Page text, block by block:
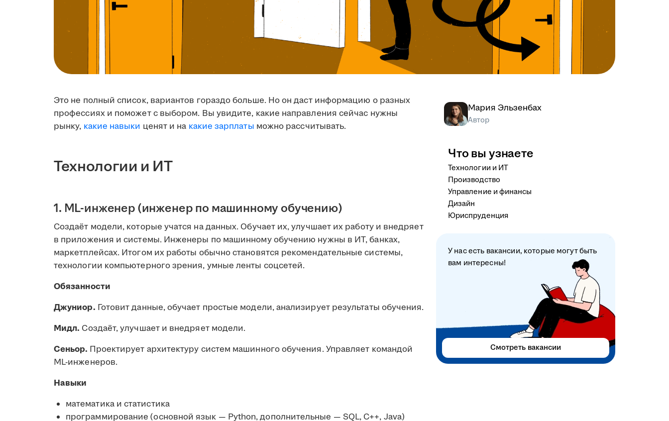
Это не полный список, вариантов гораздо больше. Но он даст информацию о разных
профессиях и поможет с выбором. Вы увидите, какие направления сейчас нужны
рынку, какие навыки ценят и на какие зарплаты можно рассчитывать.
Технологии и ИТ
1. ML-инженер (инженер по машинному обучению)
Создаёт модели, которые учатся на данных. Обучает их, улучшает их работу и внедряет
в приложения и системы. Инженеры по машинному обучению нужны в ИТ, банках,
маркетплейсах. Итогом их работы обычно становятся рекомендательные системы,
технологии компьютерного зрения, умные ленты соцсетей.
Обязанности
Джуниор. Готовит данные, обучает простые модели, анализирует результаты обучения.
Мидл. Создаёт, улучшает и внедряет модели.
Сеньор. Проектирует архитектуру систем машинного обучения. Управляет командой
ML-инженеров.
Навыки
математика и статистика
программирование (основной язык — Python, дополнительные — SQL, C++, Java)
Мария Эльзенбах
Автор
Что вы узнаете
Технологии и ИТ
Производство
Управление и финансы
Дизайн
Юриспруденция
У нас есть вакансии, которые могут быть
вам интересны!
Смотреть вакансии